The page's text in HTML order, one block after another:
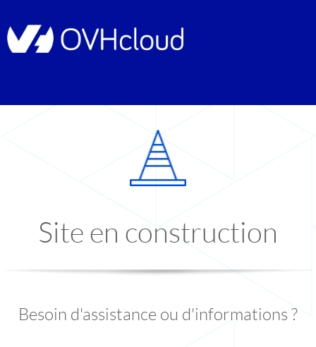
Site en construction
Besoin d'assistance ou d'informations ?